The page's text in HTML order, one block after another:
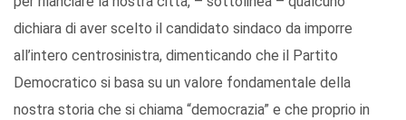
dichiara di aver scelto il candidato sindaco da imporre
all’intero centrosinistra, dimenticando che il Partito
Democratico si basa su un valore fondamentale della
nostra storia che si chiama “democrazia” e che proprio in